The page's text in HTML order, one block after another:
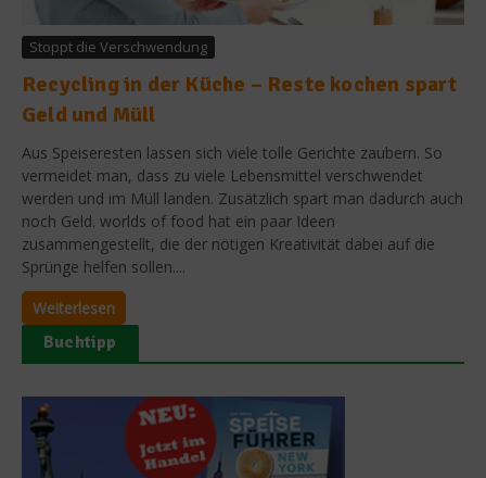
Stoppt die Verschwendung
Recycling in der Küche – Reste kochen spart
Geld und Müll
Aus Speiseresten lassen sich viele tolle Gerichte zaubern. So
vermeidet man, dass zu viele Lebensmittel verschwendet
werden und im Müll landen. Zusätzlich spart man dadurch auch
noch Geld. worlds of food hat ein paar Ideen
zusammengestellt, die der nötigen Kreativität dabei auf die
Sprünge helfen sollen....
Weiterlesen
Buchtipp